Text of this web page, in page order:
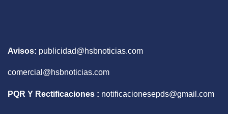
Avisos: publicidad@hsbnoticias.com
comercial@hsbnoticias.com
PQR Y Rectificaciones : notificacionesepds@gmail.com